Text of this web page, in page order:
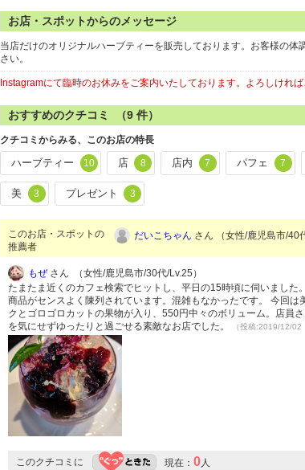
お店・スポットからのメッセージ
当店だけのオリジナルハーブティーを販売しております。お客様の
さい。
Instagramにて臨時のお休みをご案内いたしております。よろしければ
おすすめのクチコミ （9 件）
クチコミからみる、このお店の特長
ハーブティー 10 店 8 店内 7 パフェ 7
美 3 プレゼント 3
このお店・スポットの
推薦者
だいこちゃん さん （女性/鹿児島市/40
もぜさん （女性/鹿児島市/30代/Lv.25）
たまたま近くのカフェ検索でヒットし、平日の15時頃に伺いまし
商品がセンスよく陳列されています。混雑もなかったです。 今回
クとゴロゴロカットの果物が入り、550円中々のボリューム。店員
を気にせずゆったりと過ごせる素敵なお店でした。
（投稿:2019/12/
このクチコミに 現在： 0人